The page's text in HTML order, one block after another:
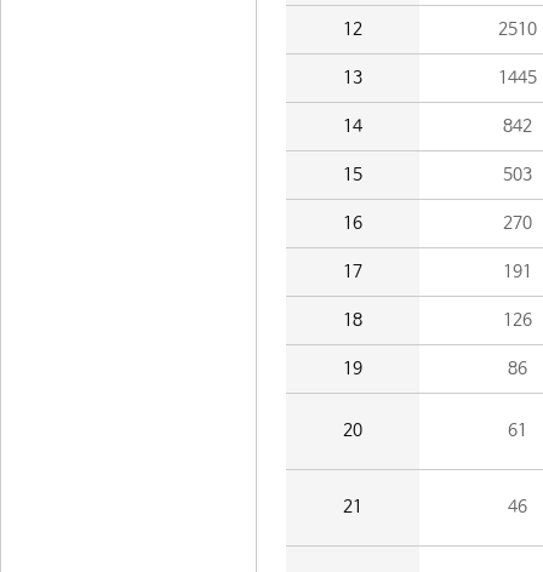
12 2510
13 1445
14 842
15 503
16 270
17 191
18 126
19 86
20 61
21 46